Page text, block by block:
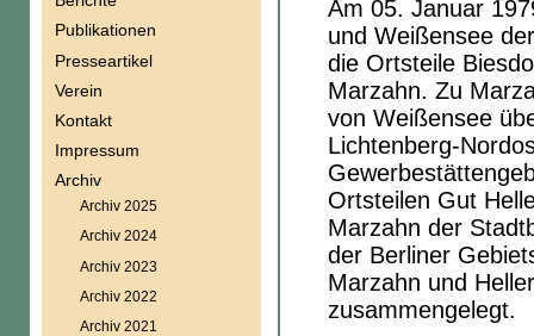
Am 05. Januar
und Weißensee
die Ortsteile
Marzahn. Zu
von Weißensee
Lichtenberg-
Ortsteilen Gut
Marzahn der
der Berliner
Marzahn und
zusammengelegt.
Publikationen
Presseartikel
Verein
Kontakt
Impressum
Archiv
Archiv 2025
Archiv 2024
Archiv 2023
Archiv 2022
Archiv 2021